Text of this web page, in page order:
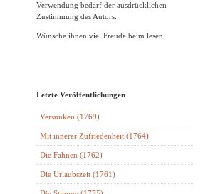
Verwendung bedarf der ausdrücklichen
Zustimmung des Autors.
Wünsche ihnen viel Freude beim lesen.
Letzte Veröffentlichungen
Versunken (1769)
Mit innerer Zufriedenheit (1764)
Die Fahnen (1762)
Die Urlaubszeit (1761)